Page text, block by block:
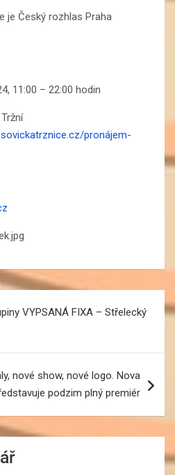
je Český rozhlas Praha
11:00 – 22:00 hodin
pronájem-
VYPSANÁ FIXA – Střelecký
nové show, nové logo. Nova
podzim plný premiér